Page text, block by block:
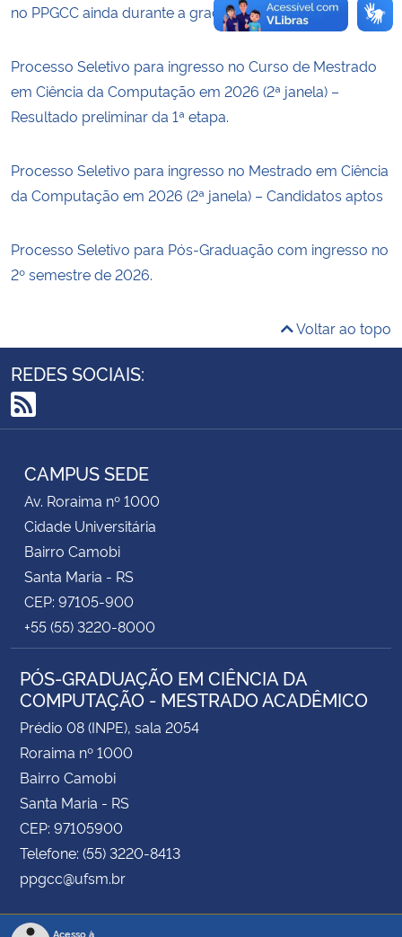
Planalto
no PPGCC ainda durante a graduação
Processo Seletivo para ingresso no Curso de Mestrado
em Ciência da Computação em 2026 (2ª janela) –
Resultado preliminar da 1ª etapa.
Processo Seletivo para ingresso no Mestrado em Ciência
da Computação em 2026 (2ª janela) – Candidatos aptos
Processo Seletivo para Pós-Graduação com ingresso no
2º semestre de 2026.
Voltar ao topo
REDES SOCIAIS:
RSS
CAMPUS SEDE
Av. Roraima nº 1000
Cidade Universitária
Bairro Camobi
Santa Maria - RS
CEP: 97105-900
+55 (55) 3220-8000
PÓS-GRADUAÇÃO EM CIÊNCIA DA
COMPUTAÇÃO - MESTRADO ACADÊMICO
Prédio 08 (INPE), sala 2054
Roraima nº 1000
Bairro Camobi
Santa Maria - RS
CEP: 97105900
Telefone: (55) 3220-8413
ppgcc@ufsm.br
Acesso à